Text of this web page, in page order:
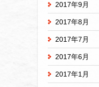
2017年9月
2017年8月
2017年7月
2017年6月
2017年1月